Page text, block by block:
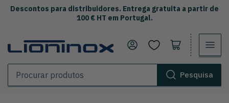
Descontos para distribuidores. Entrega gratuita a partir de
100 € HT em Portugal.
Procurar
Pesquisa
Iniciar sessão Abrir o carrinho